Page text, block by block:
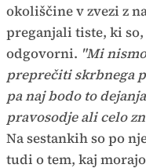
okoliščine v zvezi z
preganjali tiste, ki
odgovorni. "Mi
preprečiti skrbnega
pa naj bodo to
pravosodje ali celo
Na sestankih so po
tudi o tem, kaj